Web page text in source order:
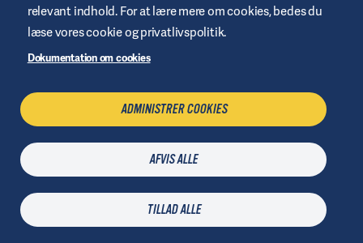
Juridisk meddelelse
Oversigt over websted
16 juni 2026 | © Air Liquide Healthcare 2021
relevant indhold. For at lære mere om cookies, bedes du
læse vores cookie og privatlivspolitik.
Dokumentation om cookies
ADMINISTRER COOKIES
AFVIS ALLE
TILLAD ALLE